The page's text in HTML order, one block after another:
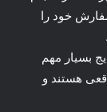
خود را
بسیار مهم
هستند و